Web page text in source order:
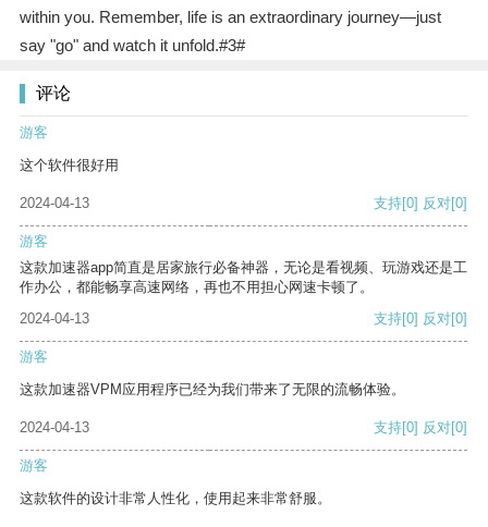
within you. Remember, life is an extraordinary journey—just
say "go" and watch it unfold.#3#
评论
游客
这个软件很好用
2024-04-13 支持[0] 反对[0]
游客
这款加速器app简直是居家旅行必备神器，无论是看视频、玩游戏还是工
作办公，都能畅享高速网络，再也不用担心网速卡顿了。
2024-04-13
支持[0] 反对[0]
游客
这款加速器VPM应用程序已经为我们带来了无限的流畅体验。
2024-04-13 支持[0] 反对[0]
游客
这款软件的设计非常人性化，使用起来非常舒服。